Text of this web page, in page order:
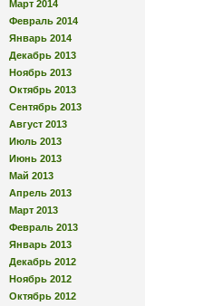
Март 2014
Февраль 2014
Январь 2014
Декабрь 2013
Ноябрь 2013
Октябрь 2013
Сентябрь 2013
Август 2013
Июль 2013
Июнь 2013
Май 2013
Апрель 2013
Март 2013
Февраль 2013
Январь 2013
Декабрь 2012
Ноябрь 2012
Октябрь 2012